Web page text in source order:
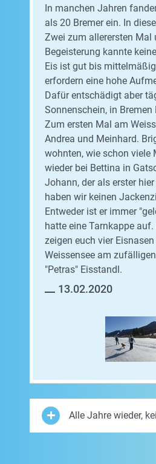
In manchen Jahren
als 20 Bremer ein. In
Zwei zum allerersten Mal
Begeisterung kannte
Eis ist gut bis
erfordern eine hohe
Dafür entschädigt aber
Sonnenschein, in Bremen
Zum ersten Mal am
Andrea und Meinhard.
wohnten, wie schon viele
wieder bei Bettina in
Johann, der als erster
haben wir keinen
Entweder ist er immer
hatte eine Tarnkappe auf.
zeigen euch vier
Weissensee am
"Petras" Eisstandl.
13.02.2020
Alle Jahre wieder,